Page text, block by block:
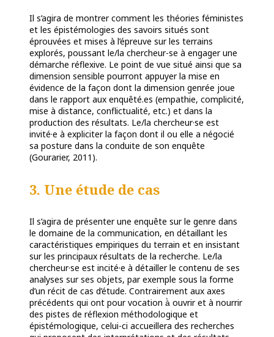
Il s’agira de montrer comment les théories féministes
et les épistémologies des savoirs situés sont
éprouvées et mises à l’épreuve sur les terrains
explorés, poussant le/la chercheur-se à engager une
démarche réflexive. Le point de vue situé ainsi que sa
dimension sensible pourront appuyer la mise en
évidence de la façon dont la dimension genrée joue
dans le rapport aux enquêté.es (empathie, complicité,
mise à distance, conflictualité, etc.) et dans la
production des résultats. Le/la chercheur·se est
invité·e à expliciter la façon dont il ou elle a négocié
sa posture dans la conduite de son enquête
(Gourarier, 2011).
3. Une étude de cas
Il s’agira de présenter une enquête sur le genre dans
le domaine de la communication, en détaillant les
caractéristiques empiriques du terrain et en insistant
sur les principaux résultats de la recherche. Le/la
chercheur·se est incité·e à détailler le contenu de ses
analyses sur ses objets, par exemple sous la forme
d’un récit de cas d’étude. Contrairement aux axes
précédents qui ont pour vocation à̀ ouvrir et à nourrir
des pistes de réflexion méthodologique et
épistémologique, celui-ci accueillera des recherches